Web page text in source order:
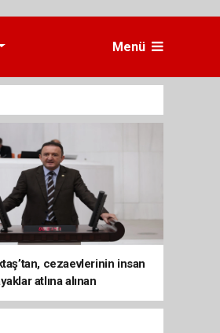
Menü
cezaevlerinin insan
atlına alınan
dönüşmesine tepki